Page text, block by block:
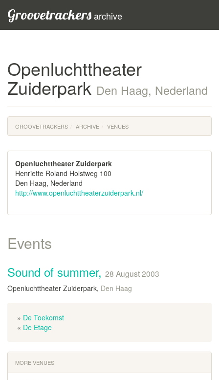
Groovetrackersarchive
Openluchttheater
Zuiderpark Den Haag, Nederland
GROOVETRACKERS ARCHIVE VENUES
Openluchttheater Zuiderpark
Henriette Roland Holstweg 100
Den Haag, Nederland
http://www.openluchttheaterzuiderpark.nl/
Events
Sound of summer, 28 August 2003
Openluchttheater Zuiderpark, Den Haag
» De Toekomst
« De Etage
MORE VENUES